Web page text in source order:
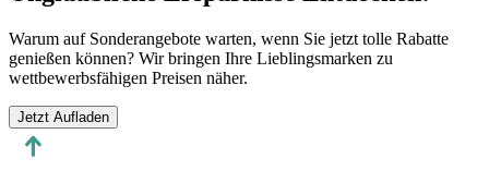
Warum auf Sonderangebote warten, wenn Sie jetzt tolle Rabatte
genießen können? Wir bringen Ihre Lieblingsmarken zu
wettbewerbsfähigen Preisen näher.
Jetzt Aufladen